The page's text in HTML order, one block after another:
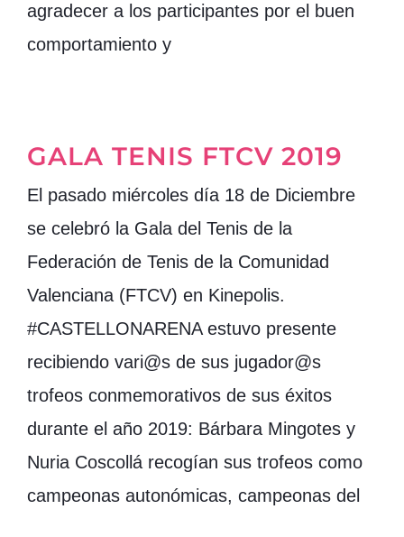
agradecer a los participantes por el buen
comportamiento y
GALA TENIS FTCV 2019
El pasado miércoles día 18 de Diciembre
se celebró la Gala del Tenis de la
Federación de Tenis de la Comunidad
Valenciana (FTCV) en Kinepolis.
#CASTELLONARENA estuvo presente
recibiendo vari@s de sus jugador@s
trofeos conmemorativos de sus éxitos
durante el año 2019: Bárbara Mingotes y
Nuria Coscollá recogían sus trofeos como
campeonas autonómicas, campeonas del